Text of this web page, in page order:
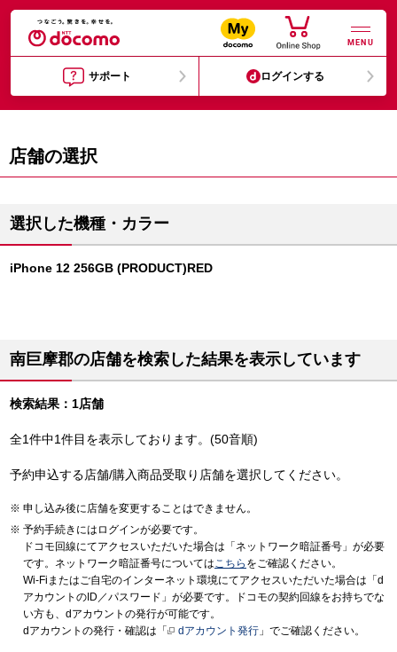
MENU
サポート ログインする
店舗の選択
選択した機種・カラー
iPhone 12 256GB (PRODUCT)RED
南巨摩郡の店舗を検索した結果を表示しています
検索結果：1店舗
全1件中1件目を表示しております。(50音順)
予約申込する店舗/購入商品受取り店舗を選択してください。
申し込み後に店舗を変更することはできません。
予約手続きにはログインが必要です。
ドコモ回線にてアクセスいただいた場合は「ネットワーク暗証番号」が必要
です。ネットワーク暗証番号についてはこちら をご確認ください。
Wi-Fiまたはご自宅のインターネット環境にてアクセスいただいた場合は「d
アカウントのID／パスワード」が必要です。ドコモの契約回線をお持ちでな
い方も、dアカウントの発行が可能です。
dアカウントの発行・確認は「
dアカウント発行 」でご確認ください。